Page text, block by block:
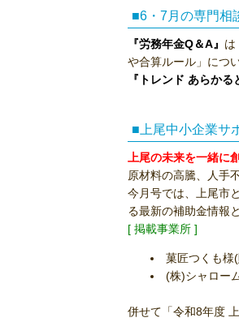
■6・7月の専門相
『労務年金Q＆A』 は
や合算ルール」につ
『トレンド あらかる
■上尾中小企業サ
上尾の未来を一緒に
原材料の高騰、人手
今月号では、上尾市
る最新の補助金情報
[ 掲載事業所 ]
菓匠つくも様
(株)シャロー
併せて「令和8年度